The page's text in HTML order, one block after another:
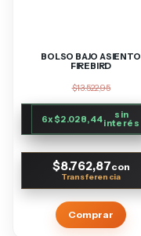
BOLSO BAJO ASIENTO
FIREBIRD
$13.522,95
6x$2.028,44 sin
interés
$8.762,87con
Comprar